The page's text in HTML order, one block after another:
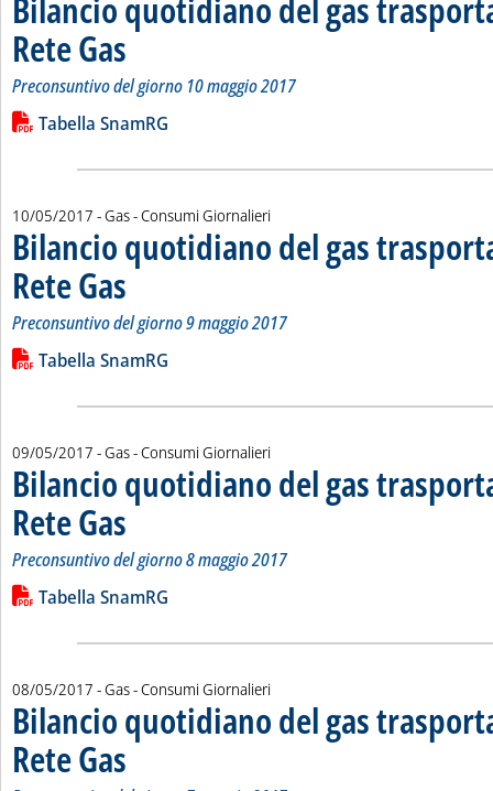
Rete Gas . Sottotitolo: Preconsuntivo del giorno 10 maggio 2017
. Pubblicata giovedì 11 maggio 2017 alle 15.24.
Preconsuntivo del giorno 10 maggio 2017
Leggi tutta la notizia: 'Bilancio quotidiano del gas
Lista allegati PDF alla notizia
Tabella SnamRG
10/05/2017 - Gas - Consumi Giornalieri
Bilancio quotidiano del gas
Rete Gas . Sottotitolo: Preconsuntivo del giorno 9 maggio 2017
. Pubblicata mercoledì 10 maggio 2017 alle 14.45.
Preconsuntivo del giorno 9 maggio 2017
Leggi tutta la notizia: 'Bilancio quotidiano del gas
Lista allegati PDF alla notizia
Tabella SnamRG
09/05/2017 - Gas - Consumi Giornalieri
Bilancio quotidiano del gas
Rete Gas . Sottotitolo: Preconsuntivo del giorno 8 maggio 2017
. Pubblicata martedì 09 maggio 2017 alle 14.59.
Preconsuntivo del giorno 8 maggio 2017
Leggi tutta la notizia: 'Bilancio quotidiano del gas
Lista allegati PDF alla notizia
Tabella SnamRG
08/05/2017 - Gas - Consumi Giornalieri
Bilancio quotidiano del gas
Rete Gas . Sottotitolo: Preconsuntivo del giorno 7 maggio 2017
. Pubblicata lunedì 08 maggio 2017 alle 16.5.